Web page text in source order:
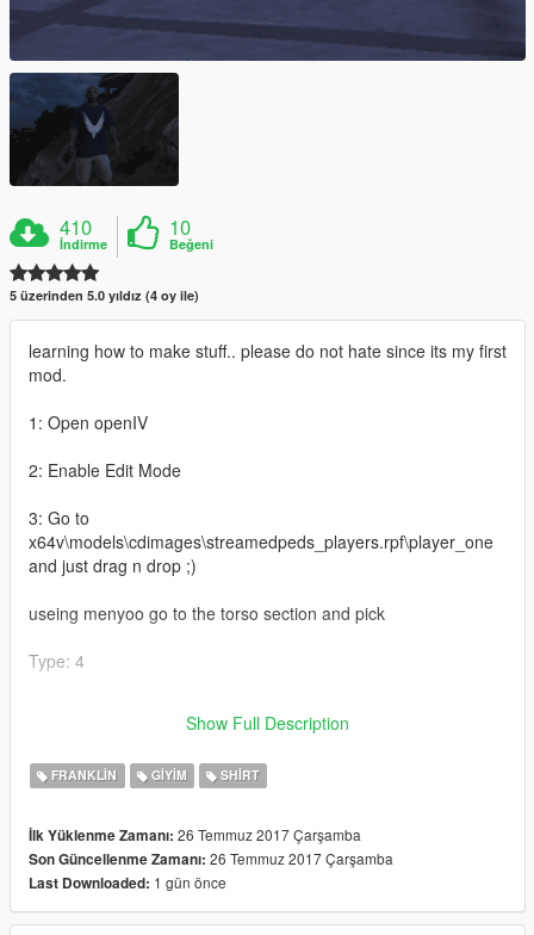
410
İndirme
10
Beğeni
5 üzerinden 5.0 yıldız (4 oy ile)
learning how to make stuff.. please do not hate since its my first
mod.
1: Open openIV
2: Enable Edit Mode
3: Go to
x64v\models\cdimages\streamedpeds_players.rpf\player_one
and just drag n drop ;)
useing menyoo go to the torso section and pick
Type: 4
for the black one use texture 3 ;D
Show Full Description
FRANKLIN GIYIM SHIRT
İlk Yüklenme Zamanı: 26 Temmuz 2017 Çarşamba
Son Güncellenme Zamanı: 26 Temmuz 2017 Çarşamba
Last Downloaded: 1 gün önce